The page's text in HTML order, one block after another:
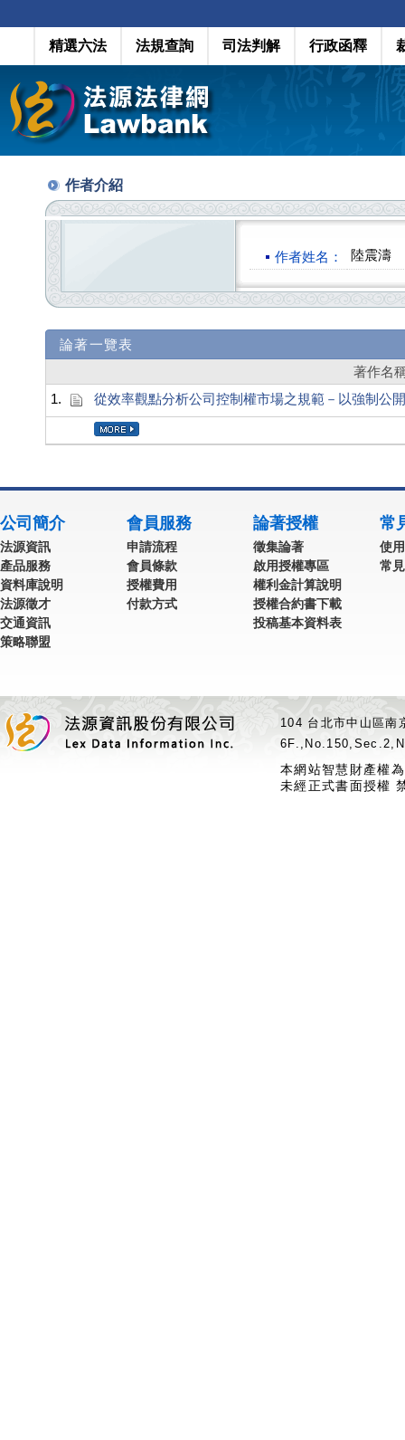
精選六法 法規查詢 司法判解 行政函釋
作者介紹
作者姓名： 陸震濤
論著一覽表
著作名
1.
從效率觀點分析公司控制權市場之規範－以強制公
公司簡介
法源資訊
產品服務
資料庫說明
法源徵才
交通資訊
策略聯盟
會員服務
申請流程
會員條款
授權費用
付款方式
論著授權
徵集論著
啟用授權專區
權利金計算說明
授權合約書下載
投稿基本資料表
常
使
常
104 台北市中山區
本網站智慧財產權
未經正式書面授權